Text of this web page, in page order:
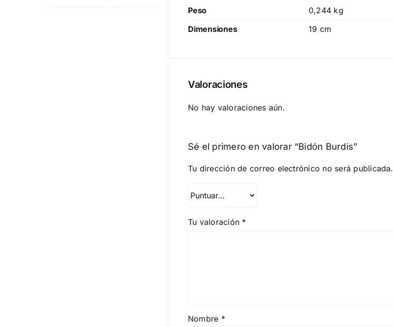
Peso
0,244 kg
Dimensiones
19 cm
Valoraciones
No hay valoraciones aún.
Sé el primero en valorar “Bidón Burdis”
Tu dirección de correo electrónico no será publicada.
Tu valoración *
Nombre *